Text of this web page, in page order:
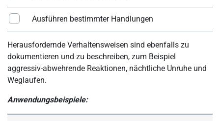
Ausführen bestimmter Handlungen
Herausfordernde Verhaltensweisen sind ebenfalls zu
dokumentieren und zu beschreiben, zum Beispiel
aggressiv-abwehrende Reaktionen, nächtliche Unruhe und
Weglaufen.
Anwendungsbeispiele: